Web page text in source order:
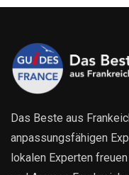
Das Beste aus
anpassungsfähigen
lokalen Experten